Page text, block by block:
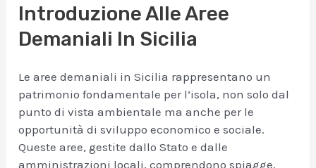
Introduzione Alle Aree
Demaniali In Sicilia
Le aree demaniali in Sicilia rappresentano un
patrimonio fondamentale per l’isola, non solo dal
punto di vista ambientale ma anche per le
opportunità di sviluppo economico e sociale.
Queste aree, gestite dallo Stato e dalle
amministrazioni locali, comprendono spiagge,